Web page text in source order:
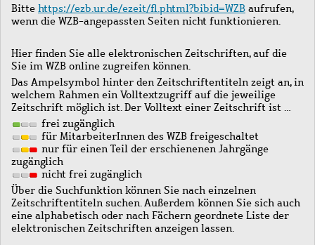
Bitte https://ezb.ur.de/ezeit/fl.phtml?bibid=WZB aufrufen,
wenn die WZB-angepassten Seiten nicht funktionieren.
Hier finden Sie alle elektronischen Zeitschriften, auf die
Sie im WZB online zugreifen können.
Das Ampelsymbol hinter den Zeitschriftentiteln zeigt an, in
welchem Rahmen ein Volltextzugriff auf die jeweilige
Zeitschrift möglich ist. Der Volltext einer Zeitschrift ist …
frei zugänglich
für MitarbeiterInnen des WZB freigeschaltet
nur für einen Teil der erschienenen Jahrgänge
zugänglich
nicht frei zugänglich
Über die Suchfunktion können Sie nach einzelnen
Zeitschriftentiteln suchen. Außerdem können Sie sich auch
eine alphabetisch oder nach Fächern geordnete Liste der
elektronischen Zeitschriften anzeigen lassen.